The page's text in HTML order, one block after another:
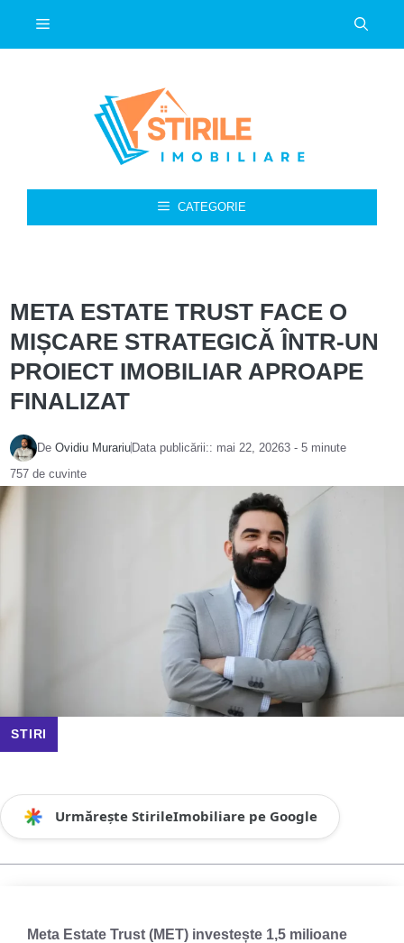
Meniu
CATEGORIE
META ESTATE TRUST FACE O
MIȘCARE STRATEGICĂ ÎNTR-UN
PROIECT IMOBILIAR APROAPE
FINALIZAT
De Ovidiu Murariu Data publicării:: mai 22, 20263 - 5 minute
757 de cuvinte
STIRI
Urmărește StirileImobiliare pe Google
Meta Estate Trust (MET) investește 1,5 milioane